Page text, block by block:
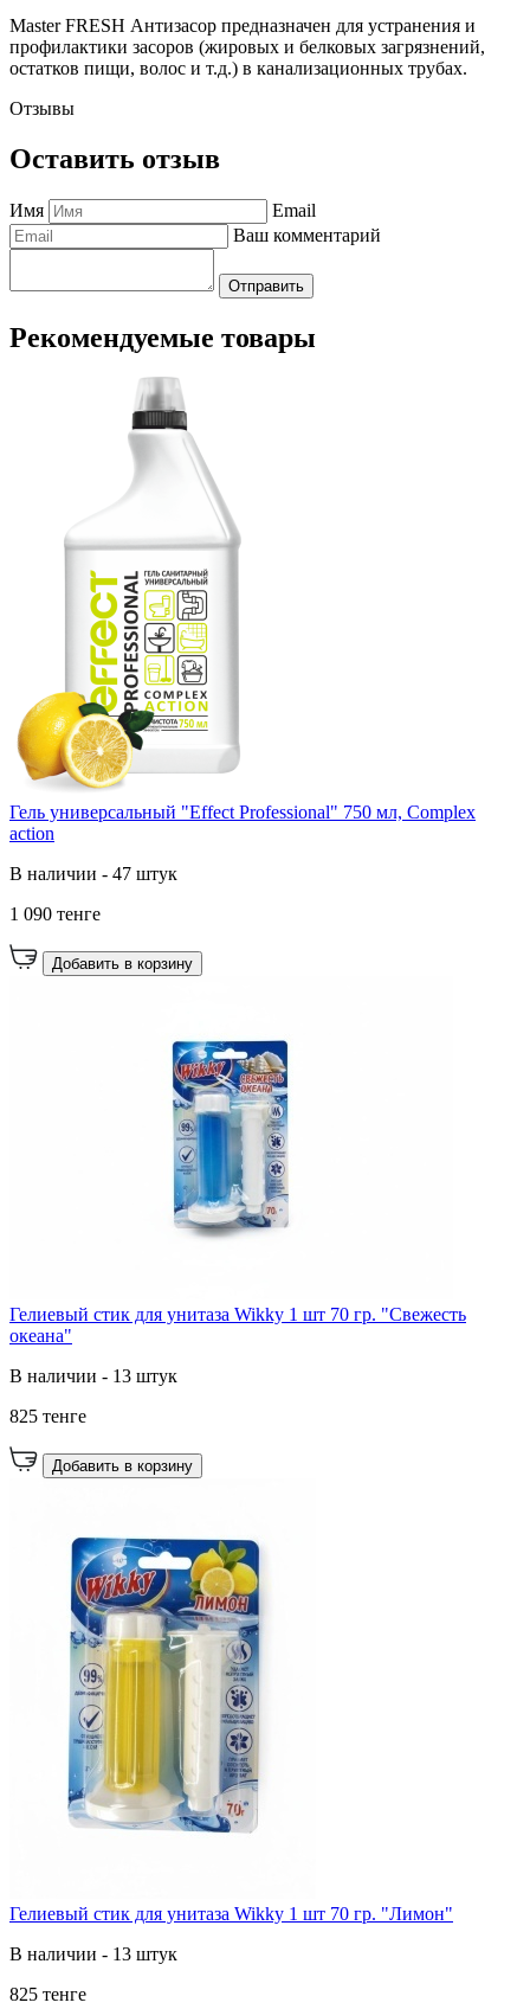
Master FRESH Антизасор предназначен для устранения и
профилактики засоров (жировых и белковых загрязнений,
остатков пищи, волос и т.д.) в канализационных трубах.
Отзывы
Оставить отзыв
Имя
Email
Ваш комментарий
Отправить
Рекомендуемые товары
Гель yниверсальный "Effect Professional" 750 мл, Complex
action
В наличии - 47 штук
1 090 тенге
Добавить в корзину
Гелиевый стик для унитаза Wikky 1 шт 70 гр. "Свежесть
океана"
В наличии - 13 штук
825 тенге
Добавить в корзину
Гелиевый стик для унитаза Wikky 1 шт 70 гр. "Лимон"
В наличии - 13 штук
825 тенге